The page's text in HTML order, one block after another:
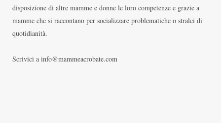
disposizione di altre mamme e donne le loro competenze e grazie a
mamme che si raccontano per socializzare problematiche o stralci di
quotidianità.
Scrivici a info@mammeacrobate.com